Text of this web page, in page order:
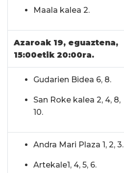
Maala kalea 2.
Azaroak 19, eguaztena,
15:00etik 20:00ra.
Gudarien Bidea 6, 8.
San Roke kalea 2, 4, 8,
10.
Andra Mari Plaza 1, 2, 3.
Artekale1, 4, 5, 6.